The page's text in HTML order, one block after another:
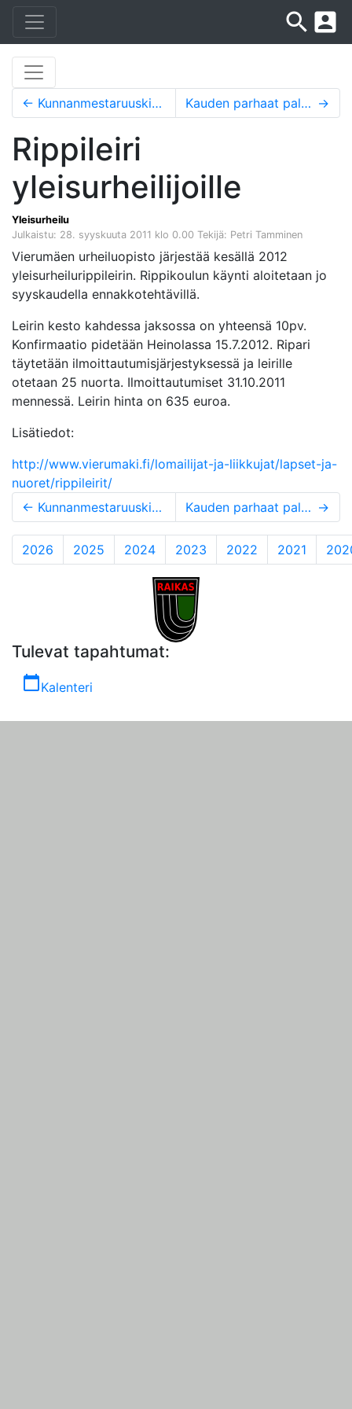
search account_box
← Kunnanmestaruuskisat Kauden parhaat palkittiin →
Rippileiri
yleisurheilijoille
Yleisurheilu
Julkaistu: 28. syyskuuta 2011 klo 0.00 Tekijä: Petri Tamminen
Vierumäen urheiluopisto järjestää kesällä 2012
yleisurheilurippileirin. Rippikoulun käynti aloitetaan jo
syyskaudella ennakkotehtävillä.
Leirin kesto kahdessa jaksossa on yhteensä 10pv.
Konfirmaatio pidetään Heinolassa 15.7.2012. Ripari
täytetään ilmoittautumisjärjestyksessä ja leirille
otetaan 25 nuorta. Ilmoittautumiset 31.10.2011
mennessä. Leirin hinta on 635 euroa.
Lisätiedot:
http://www.vierumaki.fi/lomailijat-ja-liikkujat/lapset-ja-
nuoret/rippileirit/
← Kunnanmestaruuskisat Kauden parhaat palkittiin →
2026 2025 2024 2023 2022 2021
Tulevat tapahtumat:
calendar_todayKalenteri